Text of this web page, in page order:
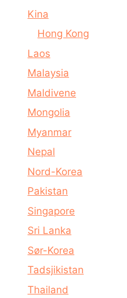
Kina
Hong Kong
Laos
Malaysia
Maldivene
Mongolia
Myanmar
Nepal
Nord-Korea
Pakistan
Singapore
Sri Lanka
Sør-Korea
Tadsjikistan
Thailand